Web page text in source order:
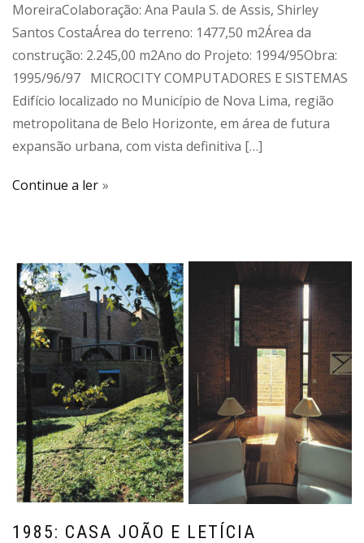
MoreiraColaboração: Ana Paula S. de Assis, Shirley
Santos CostaÁrea do terreno: 1477,50 m2Área da
construção: 2.245,00 m2Ano do Projeto: 1994/95Obra:
1995/96/97 MICROCITY COMPUTADORES E SISTEMAS
Edifício localizado no Município de Nova Lima, região
metropolitana de Belo Horizonte, em área de futura
expansão urbana, com vista definitiva […]
Continue a ler
1985: CASA JOÃO E LETÍCIA